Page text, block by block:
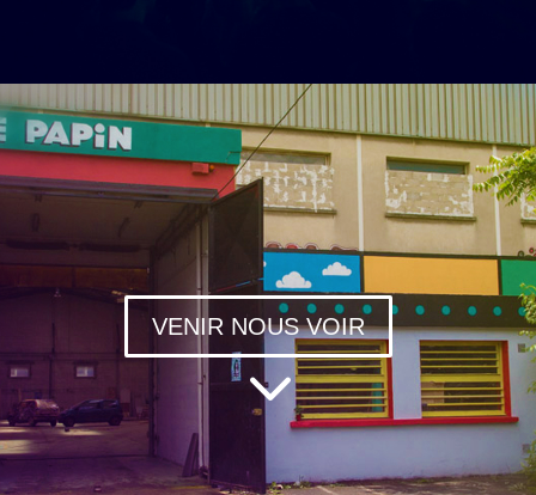
VENIR NOUS VOIR
3